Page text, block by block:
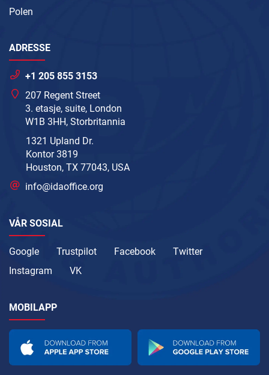
Polen
ADRESSE
+1 205 855 3153
207 Regent Street
3. etasje, suite, London
W1B 3HH, Storbritannia
1321 Upland Dr.
Kontor 3819
Houston, TX 77043, USA
info@idaoffice.org
VÅR SOSIAL
Google Trustpilot Facebook
Twitter
Instagram
VK
MOBILAPP